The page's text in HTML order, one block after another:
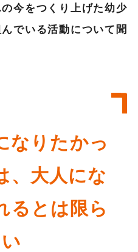
今をつくり上げた幼少
でいる活動について聞
なりたかっ
、大人にな
るとは限ら